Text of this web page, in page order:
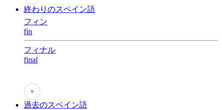
終わりのスペイン語
フィン
fin
フィナル
final
♥
過去のスペイン語